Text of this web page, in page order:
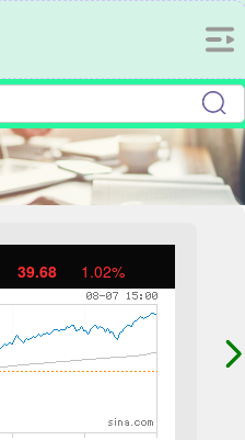
39.68 1.02%